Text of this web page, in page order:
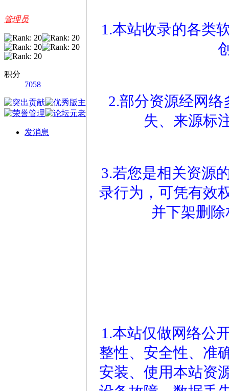
管理员
积分
7058
发消息
1.本站收录的各类
2.部分资源经网
失、来源标
3.若您是相关资源
录行为，可凭有效
并下架删
1.本站仅做网络公
整性、安全性、准
安装、使用本站资